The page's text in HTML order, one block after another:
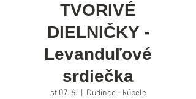
TVORIVÉ
DIELNIČKY -
Levanduľové
srdiečka
st 07. 6. Dudince - kúpele